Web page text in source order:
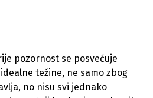
pozornost se posvećuje
težine, ne samo zbog
no nisu svi jednako